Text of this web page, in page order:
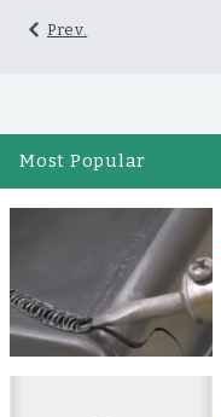
Prev.
Most Popular